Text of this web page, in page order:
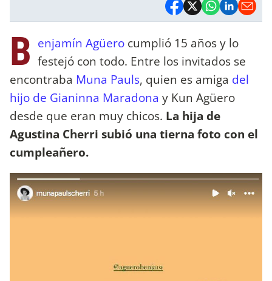
B enjamín Agüero cumplió 15 años y lo
festejó con todo. Entre los invitados se
encontraba Muna Pauls, quien es amiga del
hijo de Gianinna Maradona y Kun Agüero
desde que eran muy chicos. La hija de
Agustina Cherri subió una tierna foto con el
cumpleañero.